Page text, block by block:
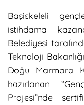
Başiskeleli
istihdama
Belediyesi
Teknoloji
Doğu Marmara
hazırlanan
Projesi”nde